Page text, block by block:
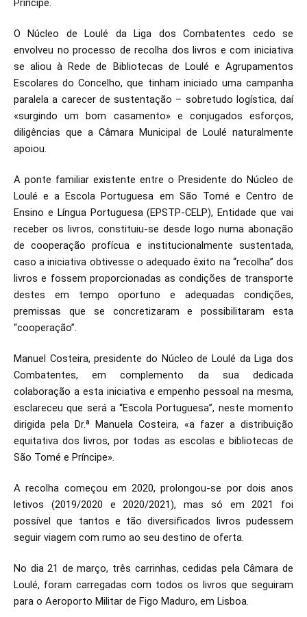
Príncipe.
O Núcleo de Loulé da Liga dos Combatentes cedo se
envolveu no processo de recolha dos livros e com iniciativa
se aliou à Rede de Bibliotecas de Loulé e Agrupamentos
Escolares do Concelho, que tinham iniciado uma campanha
paralela a carecer de sustentação – sobretudo logística, daí
«surgindo um bom casamento» e conjugados esforços,
diligências que a Câmara Municipal de Loulé naturalmente
apoiou.
A ponte familiar existente entre o Presidente do Núcleo de
Loulé e a Escola Portuguesa em São Tomé e Centro de
Ensino e Língua Portuguesa (EPSTP-CELP), Entidade que vai
receber os livros, constituiu-se desde logo numa abonação
de cooperação profícua e institucionalmente sustentada,
caso a iniciativa obtivesse o adequado êxito na “recolha” dos
livros e fossem proporcionadas as condições de transporte
destes em tempo oportuno e adequadas condições,
premissas que se concretizaram e possibilitaram esta
“cooperação”.
Manuel Costeira, presidente do Núcleo de Loulé da Liga dos
Combatentes, em complemento da sua dedicada
colaboração a esta iniciativa e empenho pessoal na mesma,
esclareceu que será a “Escola Portuguesa”, neste momento
dirigida pela Dr.ª Manuela Costeira, «a fazer a distribuição
equitativa dos livros, por todas as escolas e bibliotecas de
São Tomé e Príncipe».
A recolha começou em 2020, prolongou-se por dois anos
letivos (2019/2020 e 2020/2021), mas só em 2021 foi
possível que tantos e tão diversificados livros pudessem
seguir viagem com rumo ao seu destino de oferta.
No dia 21 de março, três carrinhas, cedidas pela Câmara de
Loulé, foram carregadas com todos os livros que seguiram
para o Aeroporto Militar de Figo Maduro, em Lisboa.